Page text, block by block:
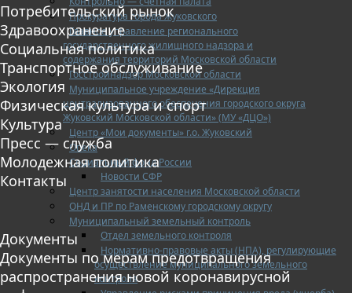
Прокуратура города Жуковского
Главное управление регионального
государственного жилищного надзора и
содержания территорий Московской области
Госстройнадзор Московской области
Муниципальное учреждение «Дирекция
централизованного обеспечения городского округа
Жуковский Московской области» (МУ «ДЦО»)
Центр «Мои документы» г.о. Жуковский
Опека
Социальный фонд России
Новости СФР
Центр занятости населения Московской области
ОНД и ПР по Раменскому городскому округу
Муниципальный земельный контроль
Отдел земельного контроля
Нормативно-правовые акты (НПА), регулирующие
осуществление муниципального земельного
контроля
Потребительский рынок
Здравоохранение
Социальная политика
Транспортное обслуживание
Экология
Физическая культура и спорт
Культура
Пресс — служба
Молодежная политика
Контакты
Документы
Документы по мерам предотвращения
распространения новой коронавирусной